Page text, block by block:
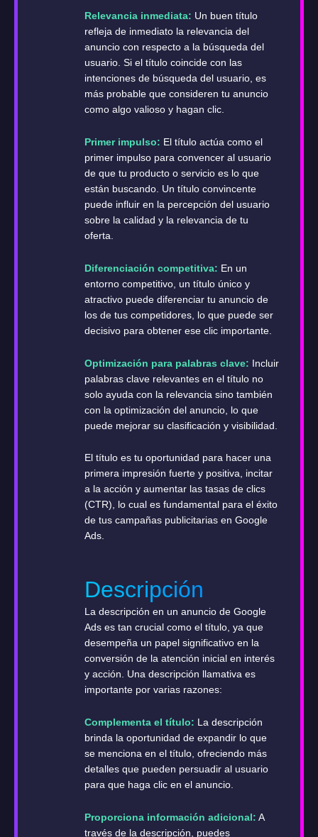
Relevancia inmediata: Un buen título
refleja de inmediato la relevancia del
anuncio con respecto a la búsqueda del
usuario. Si el título coincide con las
intenciones de búsqueda del usuario, es
más probable que consideren tu anuncio
como algo valioso y hagan clic.
Primer impulso: El título actúa como el
primer impulso para convencer al usuario
de que tu producto o servicio es lo que
están buscando. Un título convincente
puede influir en la percepción del usuario
sobre la calidad y la relevancia de tu
oferta.
Diferenciación competitiva: En un
entorno competitivo, un título único y
atractivo puede diferenciar tu anuncio de
los de tus competidores, lo que puede ser
decisivo para obtener ese clic importante.
Optimización para palabras clave: Incluir
palabras clave relevantes en el título no
solo ayuda con la relevancia sino también
con la optimización del anuncio, lo que
puede mejorar su clasificación y visibilidad.
El título es tu oportunidad para hacer una
primera impresión fuerte y positiva, incitar
a la acción y aumentar las tasas de clics
(CTR), lo cual es fundamental para el éxito
de tus campañas publicitarias en Google
Ads.
Descripción
La descripción en un anuncio de Google
Ads es tan crucial como el título, ya que
desempeña un papel significativo en la
conversión de la atención inicial en interés
y acción. Una descripción llamativa es
importante por varias razones:
Complementa el título: La descripción
brinda la oportunidad de expandir lo que
se menciona en el título, ofreciendo más
detalles que pueden persuadir al usuario
para que haga clic en el anuncio.
Proporciona información adicional: A
través de la descripción, puedes